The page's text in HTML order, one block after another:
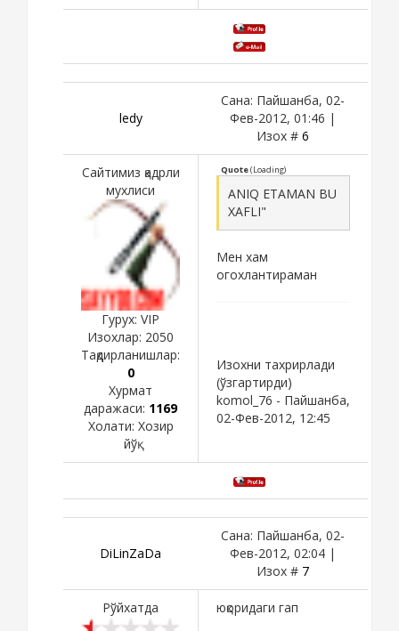
ledy
Сана: Пайшанба, 02-
Фев-2012, 01:46 |
Изох # 6
Сайтимиз қадрли
мухлиси
Гурух: VIP
Изохлар: 2050
Тақдирланишлар:
0
Хурмат
даражаси: 1169
Холати: Хозир
йўқ
Quote(Loading)
ANIQ ETAMAN BU
XAFLI"
Мен хам
огохлантираман
Изохни тахрирлади
(ўзгартирди)
komol_76 - Пайшанба,
02-Фев-2012, 12:45
DiLinZaDa
Сана: Пайшанба, 02-
Фев-2012, 02:04 |
Изох # 7
Рўйхатда юқоридаги гап